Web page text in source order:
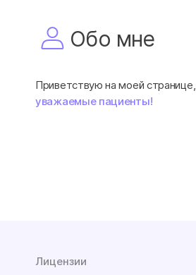
Обо мне
Приветствую на моей странице,
уважаемые пациенты!
Лицензии